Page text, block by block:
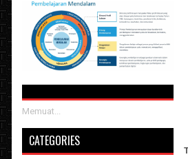
Memuat...
CATEGORIES